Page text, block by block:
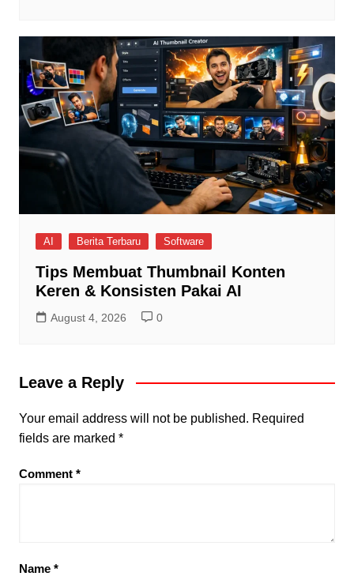
AI Berita Terbaru Software
Tips Membuat Thumbnail Konten
Keren & Konsisten Pakai AI
August 4, 2026 0
Leave a Reply
Your email address will not be published. Required
fields are marked *
Comment *
Name *